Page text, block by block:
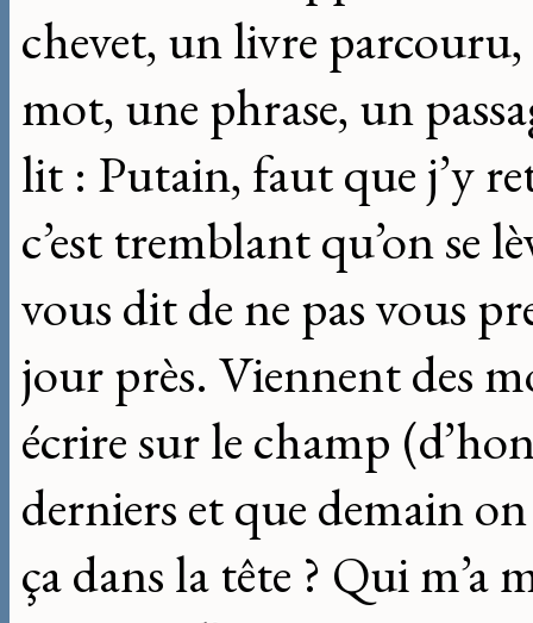
chevet, un livre
mot, une phrase, un
lit : Putain, faut que j’y
c’est tremblant qu’on se
vous dit de ne pas vous
jour près. Viennent des
écrire sur le champ
derniers et que demain
ça dans la tête ? Qui m’a